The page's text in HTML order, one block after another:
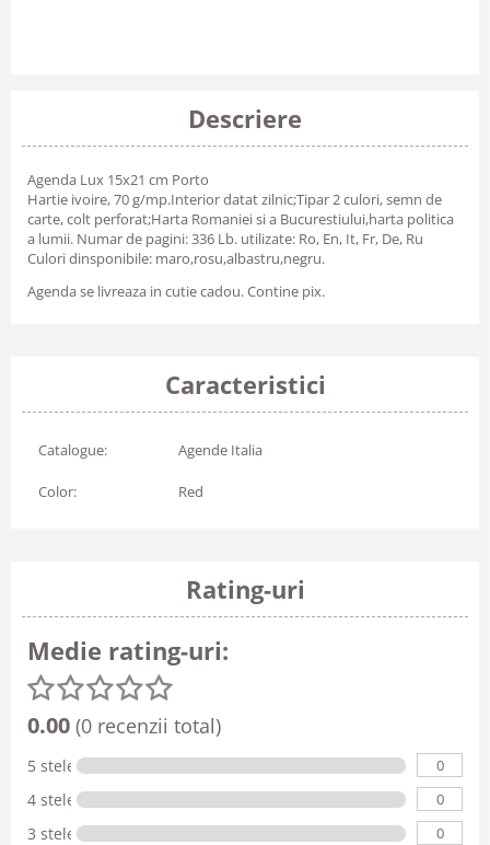
Descriere
Agenda Lux 15x21 cm Porto
Hartie ivoire, 70 g/mp.Interior datat zilnic;Tipar 2 culori, semn de
carte, colt perforat;Harta Romaniei si a Bucurestiului,harta politica
a lumii. Numar de pagini: 336 Lb. utilizate: Ro, En, It, Fr, De, Ru
Culori dinsponibile: maro,rosu,albastru,negru.
Agenda se livreaza in cutie cadou. Contine pix.
Caracteristici
Catalogue: Agende Italia
Color: Red
Rating-uri
Medie rating-uri:
0.00 (0 recenzii total)
5 stele 0
4 stele 0
3 stele 0